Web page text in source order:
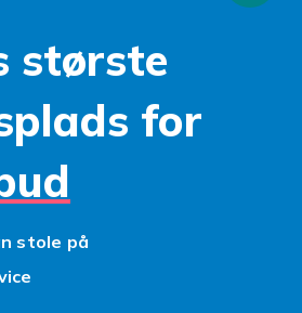
største
for
stole på